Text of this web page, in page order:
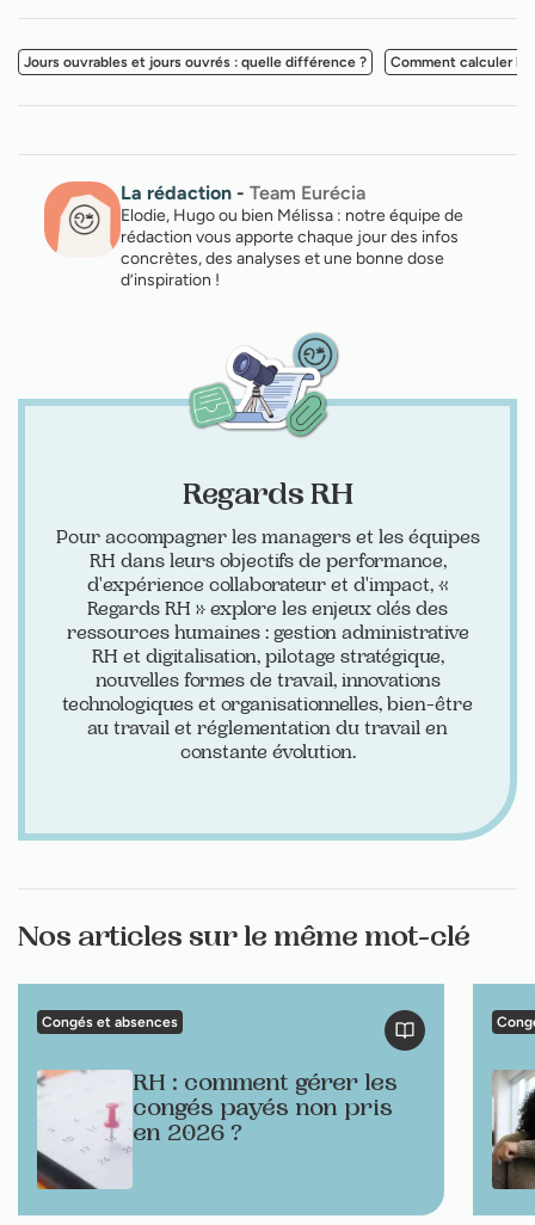
Jours ouvrables et jours ouvrés : quelle différence ? Comment calculer
La rédaction - Team Eurécia
Elodie, Hugo ou bien Mélissa : notre équipe de
rédaction vous apporte chaque jour des infos
concrètes, des analyses et une bonne dose
d’inspiration !
Regards RH
Pour accompagner les managers et les équipes
RH dans leurs objectifs de performance,
d'expérience collaborateur et d'impact, «
Regards RH » explore les enjeux clés des
ressources humaines : gestion administrative
RH et digitalisation, pilotage stratégique,
nouvelles formes de travail, innovations
technologiques et organisationnelles, bien-être
au travail et réglementation du travail en
constante évolution.
Nos articles sur le même mot-clé
Congés et absences
RH : comment gérer les
congés payés non pris
en 2026 ?